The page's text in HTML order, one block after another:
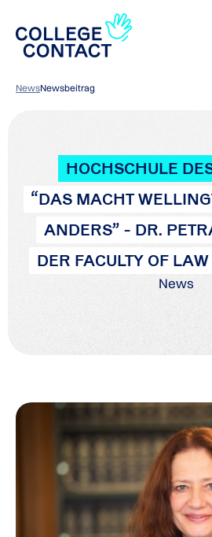
NewsNewsbeitrag
HOCHSCHULE
“DAS MACHT
ANDERS” - DR.
DER FACULTY OF
News